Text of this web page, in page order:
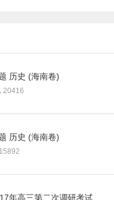
历史 (海南卷)
20416
历史 (海南卷)
15892
年高三第二次调研考试